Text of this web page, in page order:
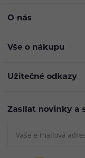
O nás
Vše o nákupu
Užitečné odkazy
Zasílat novinky a